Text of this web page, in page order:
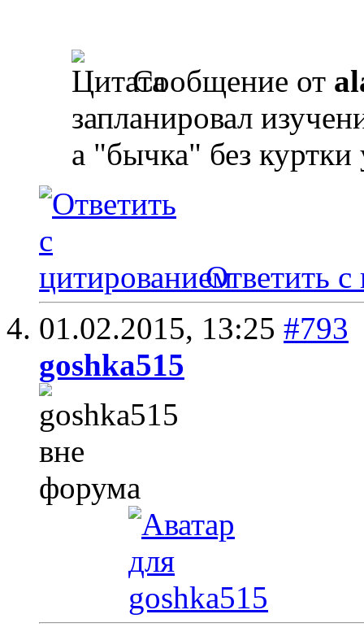
Сообщение от
запланировал
а "бычка" без куртки
Ответить с
01.02.2015, 13:25 #793
goshka515